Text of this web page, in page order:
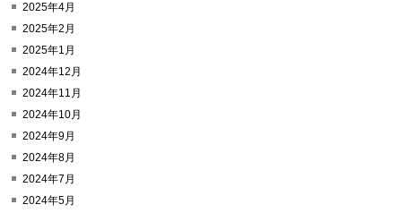
2025年4月
2025年2月
2025年1月
2024年12月
2024年11月
2024年10月
2024年9月
2024年8月
2024年7月
2024年5月